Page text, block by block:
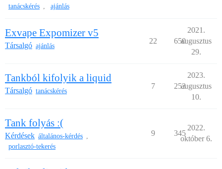
tanácskérés , ajánlás
Exvape Expomizer v5
Társalgó ajánlás
22 650
2021.
augusztus
29.
Tankból kifolyik a liquid
Társalgó tanácskérés
7 253
2023.
augusztus
10.
Tank folyás :(
Kérdések általános-kérdés ,
porlasztó-tekerés
9 345
2022.
október 6.